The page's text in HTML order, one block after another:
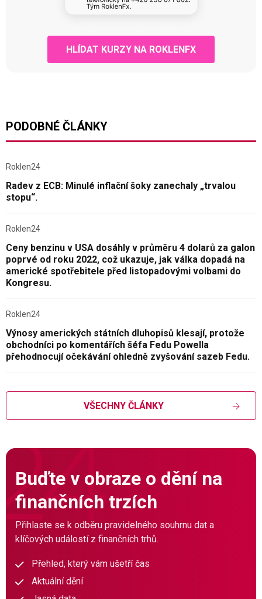
HLÍDAT KURZY NA ROKLENFX
PODOBNÉ ČLÁNKY
Roklen24
Radev z ECB: Minulé inflační šoky zanechaly „trvalou
stopu“.
Roklen24
Ceny benzinu v USA dosáhly v průměru 4 dolarů za galon
poprvé od roku 2022, což ukazuje, jak válka dopadá na
americké spotřebitele před listopadovými volbami do
Kongresu.
Roklen24
Výnosy amerických státních dluhopisů klesají, protože
obchodníci po komentářích šéfa Fedu Powella
přehodnocují očekávání ohledně zvyšování sazeb Fedu.
VŠECHNY ČLÁNKY
Buďte v obraze o dění na
finančních trzích
Přihlaste se k odběru pravidelného souhrnu dat a
klíčových událostí z finančních trhů.
Přehled, který vám ušetří čas
Aktuální dění